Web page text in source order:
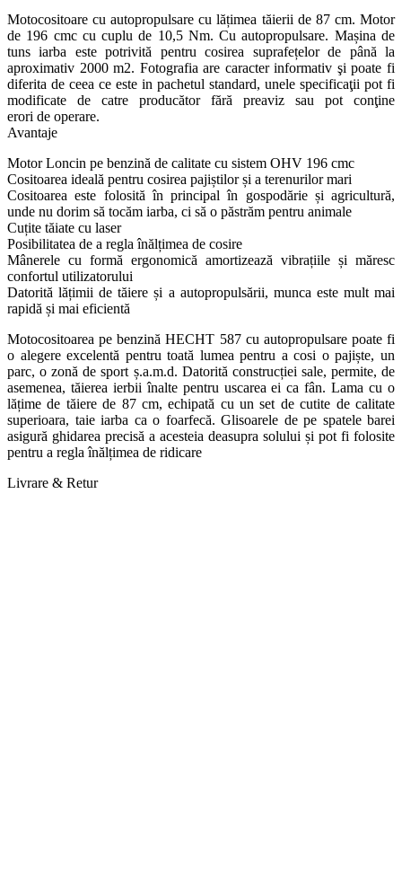
Motocositoare cu autopropulsare cu lățimea tăierii de 87 cm. Motor
de 196 cmc cu cuplu de 10,5 Nm. Cu autopropulsare. Mașina de
tuns iarba este potrivită pentru cosirea suprafețelor de până la
aproximativ 2000 m2. Fotografia are caracter informativ şi poate fi
diferita de ceea ce este in pachetul standard, unele specificaţii pot fi
modificate de catre producător fără preaviz sau pot conţine
erori de operare.
Avantaje
Motor Loncin pe benzină de calitate cu sistem OHV 196 cmc
Cositoarea ideală pentru cosirea pajiștilor și a terenurilor mari
Cositoarea este folosită în principal în gospodărie și agricultură,
unde nu dorim să tocăm iarba, ci să o păstrăm pentru animale
Cuțite tăiate cu laser
Posibilitatea de a regla înălțimea de cosire
Mânerele cu formă ergonomică amortizează vibrațiile și măresc
confortul utilizatorului
Datorită lățimii de tăiere și a autopropulsării, munca este mult mai
rapidă și mai eficientă
Motocositoarea pe benzină HECHT 587 cu autopropulsare poate fi
o alegere excelentă pentru toată lumea pentru a cosi o pajiște, un
parc, o zonă de sport ș.a.m.d. Datorită construcției sale, permite, de
asemenea, tăierea ierbii înalte pentru uscarea ei ca fân. Lama cu o
lățime de tăiere de 87 cm, echipată cu un set de cutite de calitate
superioara, taie iarba ca o foarfecă. Glisoarele de pe spatele barei
asigură ghidarea precisă a acesteia deasupra solului și pot fi folosite
pentru a regla înălțimea de ridicare
Livrare & Retur